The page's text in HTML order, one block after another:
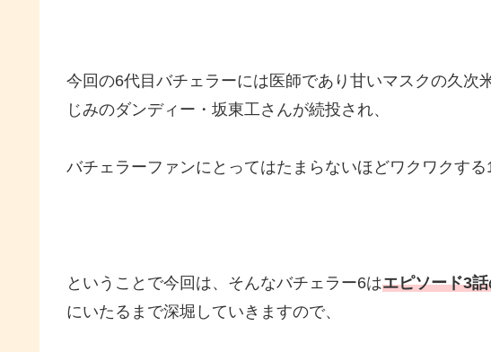
今回の6代目バチェラーには医師であり甘いマスクの久次
じみのダンディー・坂東工さんが続投され、
バチェラーファンにとってはたまらないほどワクワクする
ということで今回は、そんなバチェラー6はエピソード3
にいたるまで深堀していきますので、